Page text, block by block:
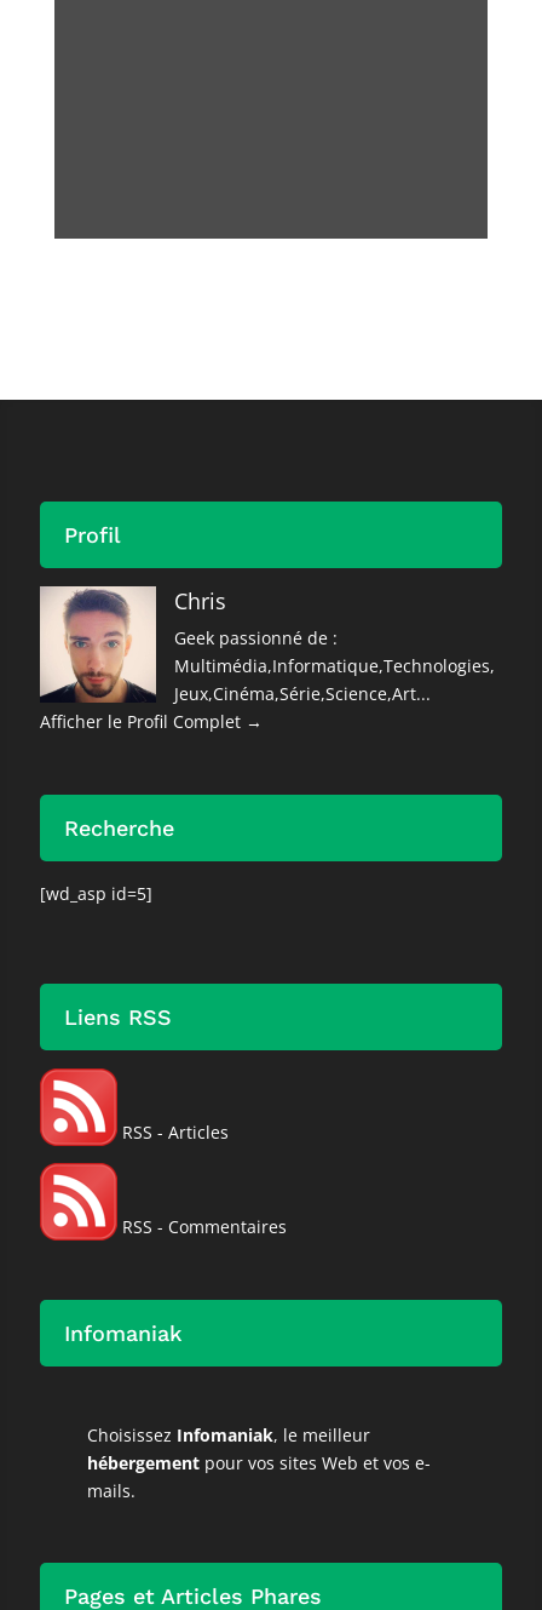
Profil
Chris
Geek passionné de :
Multimédia,Informatique,Technologies,
Jeux,Cinéma,Série,Science,Art...
Afficher le Profil Complet →
Recherche
[wd_asp id=5]
Liens RSS
RSS - Articles
RSS - Commentaires
Infomaniak
Choisissez Infomaniak, le meilleur
hébergementpour vos sites Web et vos e-
mails.
Pages et Articles Phares